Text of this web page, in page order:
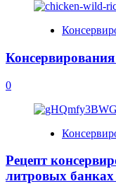
0
Рецепт
литровых банках